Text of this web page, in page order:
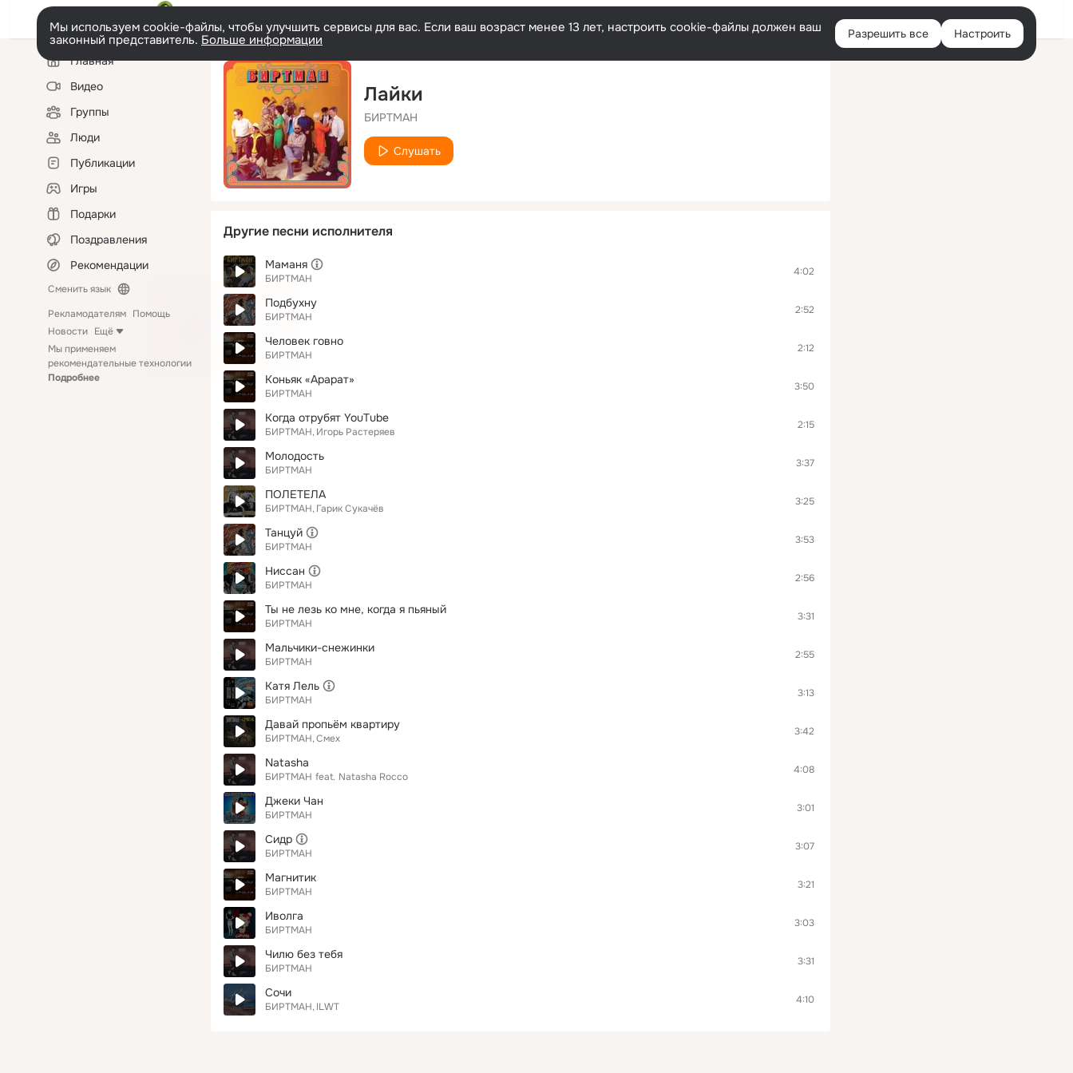
Войти
Мы используем cookie-файлы, чтобы улучшить сервисы для вас. Если ваш возраст менее 13 лет, настроить cookie-файлы должен ваш
законный представитель. Больше информации Разрешить все Настроить
Левая
колонкаГлавная
Видео
Группы
Люди
Публикации
Игры
Подарки
Поздравления
Рекомендации
Сменить язык
Рекламодателям Помощь
Новости Ещё
Мы применяем
рекомендательные технологии
Подробнее
Лайки
БИРТМАН
Слушать
Другие песни исполнителя
Маманя
БИРТМАН
4:02
Подбухну
БИРТМАН
2:52
Человек говно
БИРТМАН
2:12
Коньяк «Арарат»
БИРТМАН
3:50
Когда отрубят YouTube
БИРТМАН Игорь Растеряев
2:15
Молодость
БИРТМАН
3:37
ПОЛЕТЕЛА
БИРТМАН Гарик Сукачёв
3:25
Танцуй
БИРТМАН
3:53
Ниссан
БИРТМАН
2:56
Ты не лезь ко мне, когда я пьяный
БИРТМАН
3:31
Мальчики-снежинки
БИРТМАН
2:55
Катя Лель
БИРТМАН
3:13
Давай пропьём квартиру
БИРТМАН Смех
3:42
Natasha
БИРТМАН feat. Natasha Rocco
4:08
Джеки Чан
БИРТМАН
3:01
Сидр
БИРТМАН
3:07
Магнитик
БИРТМАН
3:21
Иволга
БИРТМАН
3:03
Чилю без тебя
БИРТМАН
3:31
Сочи
БИРТМАН ILWT
4:10